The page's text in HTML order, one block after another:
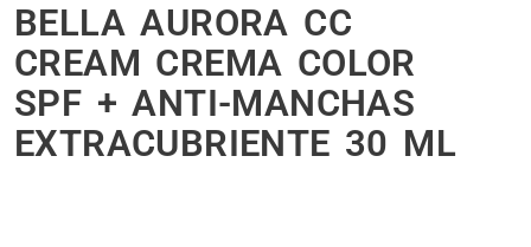
BELLA AURORA CC
CREAM CREMA COLOR
SPF + ANTI-MANCHAS
EXTRACUBRIENTE 30 ML